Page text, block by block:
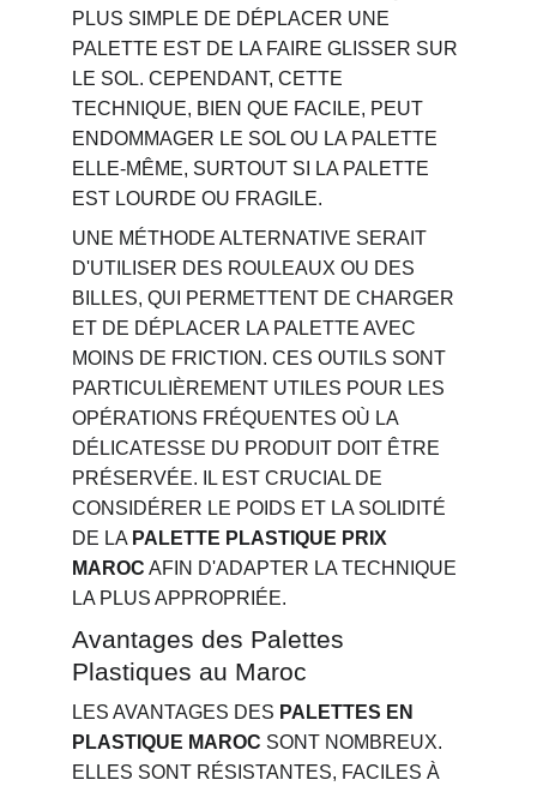
PLUS SIMPLE DE DÉPLACER UNE
PALETTE EST DE LA FAIRE GLISSER SUR
LE SOL. CEPENDANT, CETTE
TECHNIQUE, BIEN QUE FACILE, PEUT
ENDOMMAGER LE SOL OU LA PALETTE
ELLE-MÊME, SURTOUT SI LA PALETTE
EST LOURDE OU FRAGILE.
UNE MÉTHODE ALTERNATIVE SERAIT
D'UTILISER DES ROULEAUX OU DES
BILLES, QUI PERMETTENT DE CHARGER
ET DE DÉPLACER LA PALETTE AVEC
MOINS DE FRICTION. CES OUTILS SONT
PARTICULIÈREMENT UTILES POUR LES
OPÉRATIONS FRÉQUENTES OÙ LA
DÉLICATESSE DU PRODUIT DOIT ÊTRE
PRÉSERVÉE. IL EST CRUCIAL DE
CONSIDÉRER LE POIDS ET LA SOLIDITÉ
DE LA PALETTE PLASTIQUE PRIX
MAROC AFIN D'ADAPTER LA TECHNIQUE
LA PLUS APPROPRIÉE.
Avantages des Palettes
Plastiques au Maroc
LES AVANTAGES DES PALETTES EN
PLASTIQUE MAROC SONT NOMBREUX.
ELLES SONT RÉSISTANTES, FACILES À